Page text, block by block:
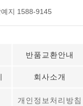
예지 1588-9145
반품교환안내
회사소개
개인정보처리방침